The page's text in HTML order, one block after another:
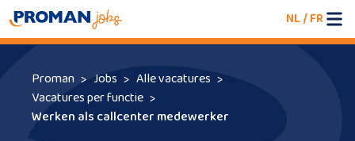
NL/FR
Proman Jobs
Alle vacatures
Vacatures per functie
Werken als callcenter medewerker